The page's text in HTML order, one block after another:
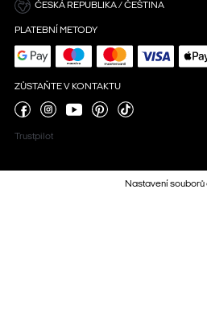
ČESKÁ REPUBLIKA / ČEŠTINA
PLATEBNÍ METODY
ZŮSTAŇTE V KONTAKTU
Trustpilot
Nastavení